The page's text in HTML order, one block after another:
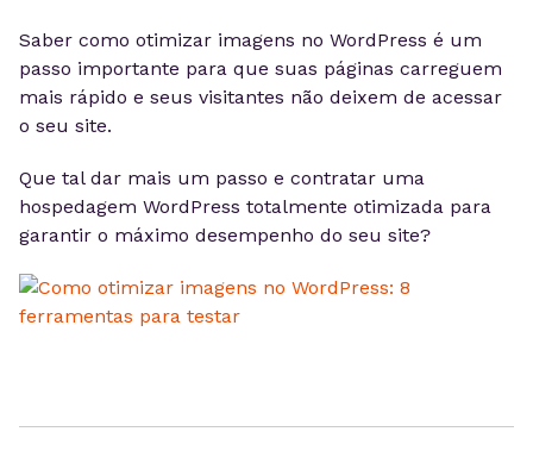
Saber como otimizar imagens no WordPress é um
passo importante para que suas páginas carreguem
mais rápido e seus visitantes não deixem de acessar
o seu site.
Que tal dar mais um passo e contratar uma
hospedagem WordPress totalmente otimizada para
garantir o máximo desempenho do seu site?